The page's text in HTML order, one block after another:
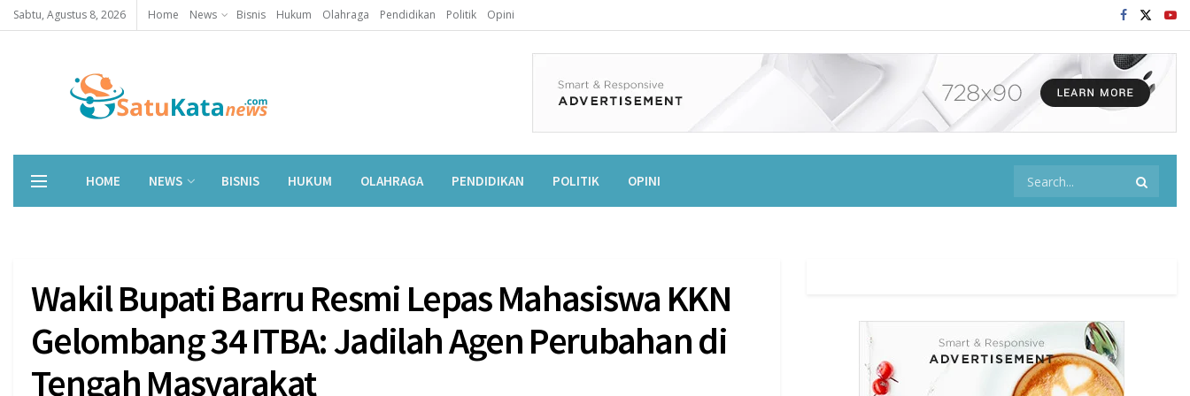
Sabtu, Agustus 8, 2026 Home News Bisnis Hukum Olahraga Pendidikan Politik Opini
HOME NEWS BISNIS HUKUM OLAHRAGA PENDIDIKAN POLITIK OPINI
Wakil Bupati Barru Resmi Lepas Mahasiswa KKN
Gelombang 34 ITBA: Jadilah Agen Perubahan di
Tengah Masyarakat